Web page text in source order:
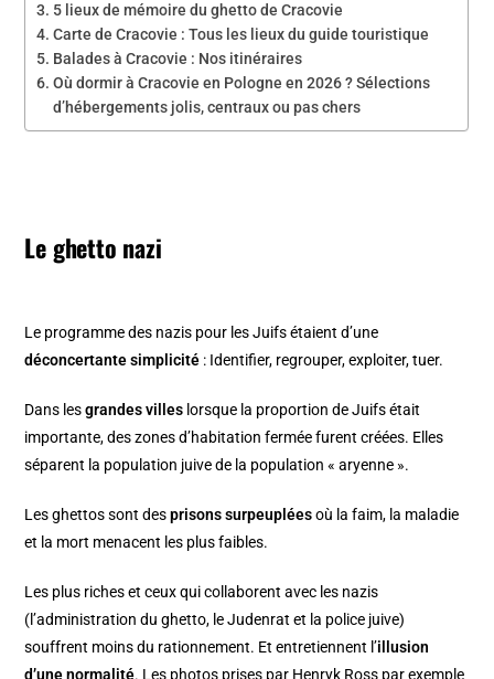
5 lieux de mémoire du ghetto de Cracovie
Carte de Cracovie : Tous les lieux du guide touristique
Balades à Cracovie : Nos itinéraires
Où dormir à Cracovie en Pologne en 2026 ? Sélections
d’hébergements jolis, centraux ou pas chers
Le ghetto nazi
Le programme des nazis pour les Juifs étaient d’une
déconcertante simplicité : Identifier, regrouper, exploiter, tuer.
Dans lesgrandes villes lorsque la proportion de Juifs était
importante, des zones d’habitation fermée furent créées. Elles
séparent la population juive de la population « aryenne ».
Les ghettos sont desprisons surpeupléesoù la faim, la maladie
et la mort menacent les plus faibles.
Les plus riches et ceux qui collaborent avec les nazis
(l’administration du ghetto, le Judenrat et la police juive)
souffrent moins du rationnement. Et entretiennent l’illusion
d’une normalité. Les photos prises par Henryk Ross par exemple